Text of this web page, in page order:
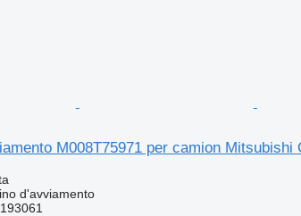
M008T75971 per camion Mitsubishi
d'avviamento